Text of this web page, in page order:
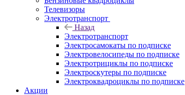
Телевизоры
Электротранспорт
Назад
Электротранспорт
Электросамокаты по подписке
Электровелосипеды по подписке
Электротрициклы по подписке
Электроскутеры по подписке
Электроквадроциклы по подписке
Акции